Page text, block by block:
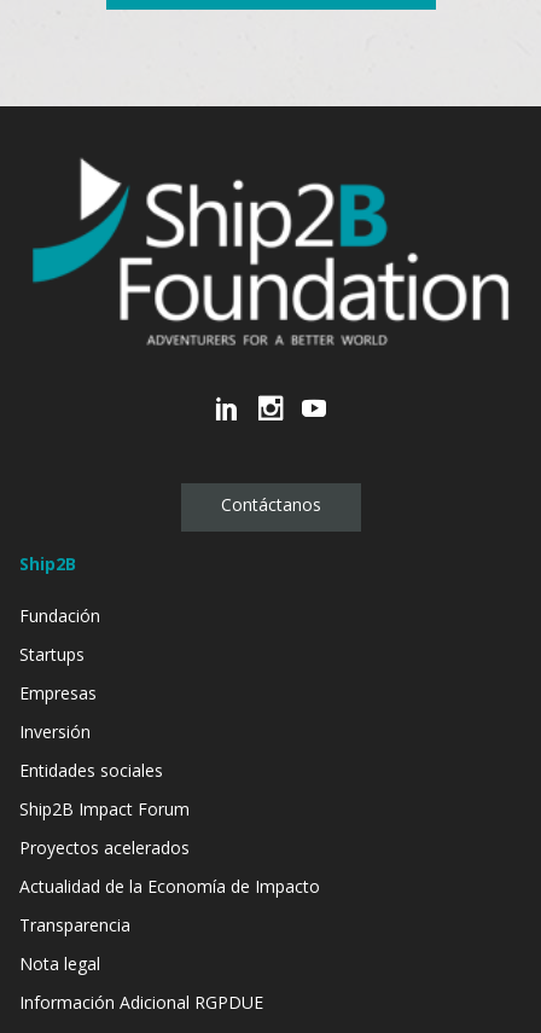
Contáctanos
Ship2B
Fundación
Startups
Empresas
Inversión
Entidades sociales
Ship2B Impact Forum
Proyectos acelerados
Actualidad de la Economía de Impacto
Transparencia
Nota legal
Información Adicional RGPDUE